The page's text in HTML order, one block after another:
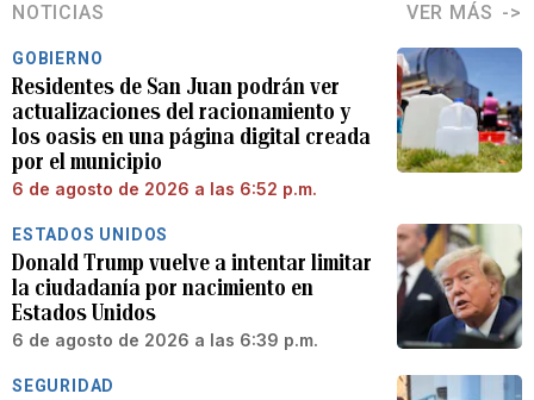
NOTICIAS VER MÁS
GOBIERNO
Residentes de San Juan podrán ver
actualizaciones del racionamiento y
los oasis en una página digital creada
por el municipio
6 de agosto de 2026 a las 6:52 p.m.
ESTADOS UNIDOS
Donald Trump vuelve a intentar limitar
la ciudadanía por nacimiento en
Estados Unidos
6 de agosto de 2026 a las 6:39 p.m.
SEGURIDAD